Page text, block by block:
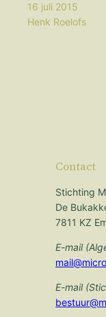
16 juli 2015
Henk Roelofs
Contact
Stichting
De
7811 KZ
E-mail
E-mail